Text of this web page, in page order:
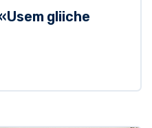
gliiche